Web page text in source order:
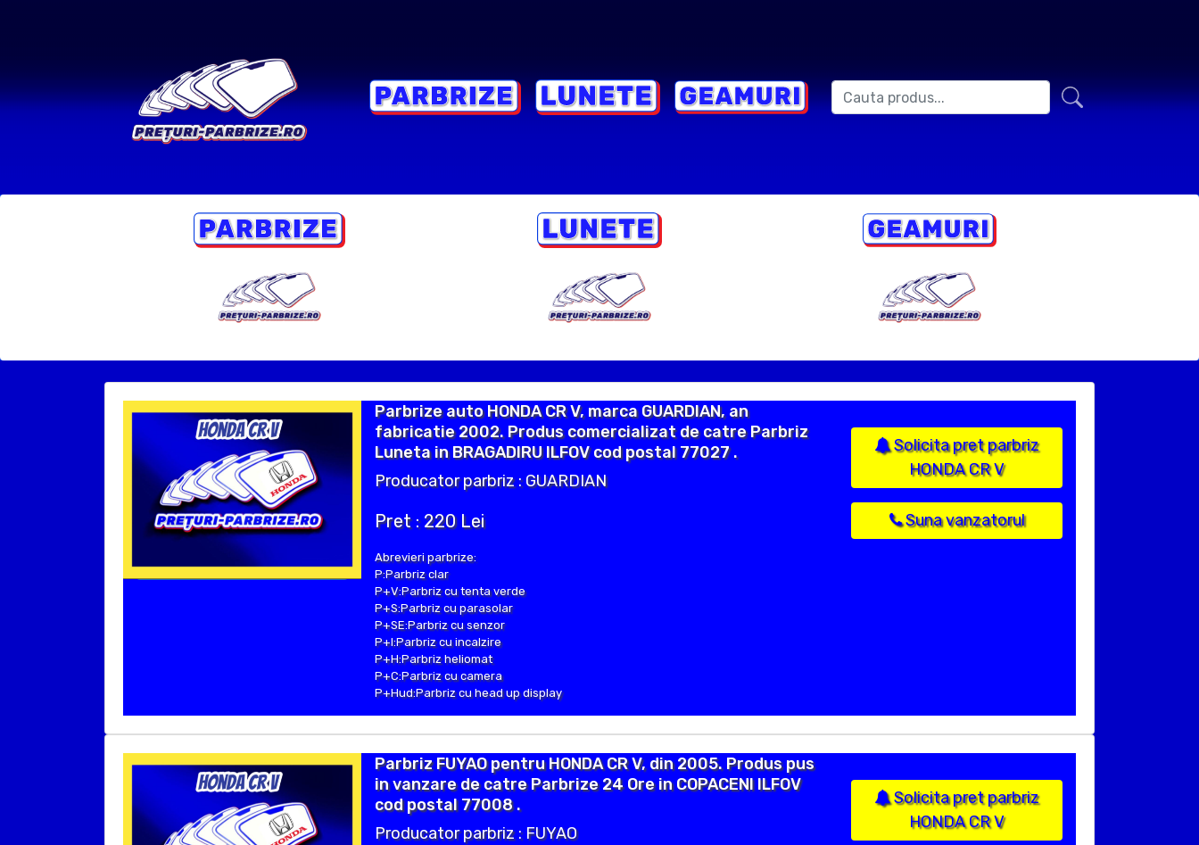
Parbrize auto HONDA CR V, marca GUARDIAN, an
fabricatie 2002. Produs comercializat de catre Parbriz
Luneta in BRAGADIRU ILFOV cod postal 77027 .
Producator parbriz : GUARDIAN
Pret : 220 Lei
Abrevieri parbrize:
P:Parbriz clar
P+V:Parbriz cu tenta verde
P+S:Parbriz cu parasolar
P+SE:Parbriz cu senzor
P+I:Parbriz cu incalzire
P+H:Parbriz heliomat
P+C:Parbriz cu camera
P+Hud:Parbriz cu head up display
Solicita pret parbriz
HONDA CR V
Suna vanzatorul
Parbriz FUYAO pentru HONDA CR V, din 2005. Produs pus
in vanzare de catre Parbrize 24 Ore in COPACENI ILFOV
cod postal 77008 .
Producator parbriz : FUYAO
Solicita pret parbriz
HONDA CR V